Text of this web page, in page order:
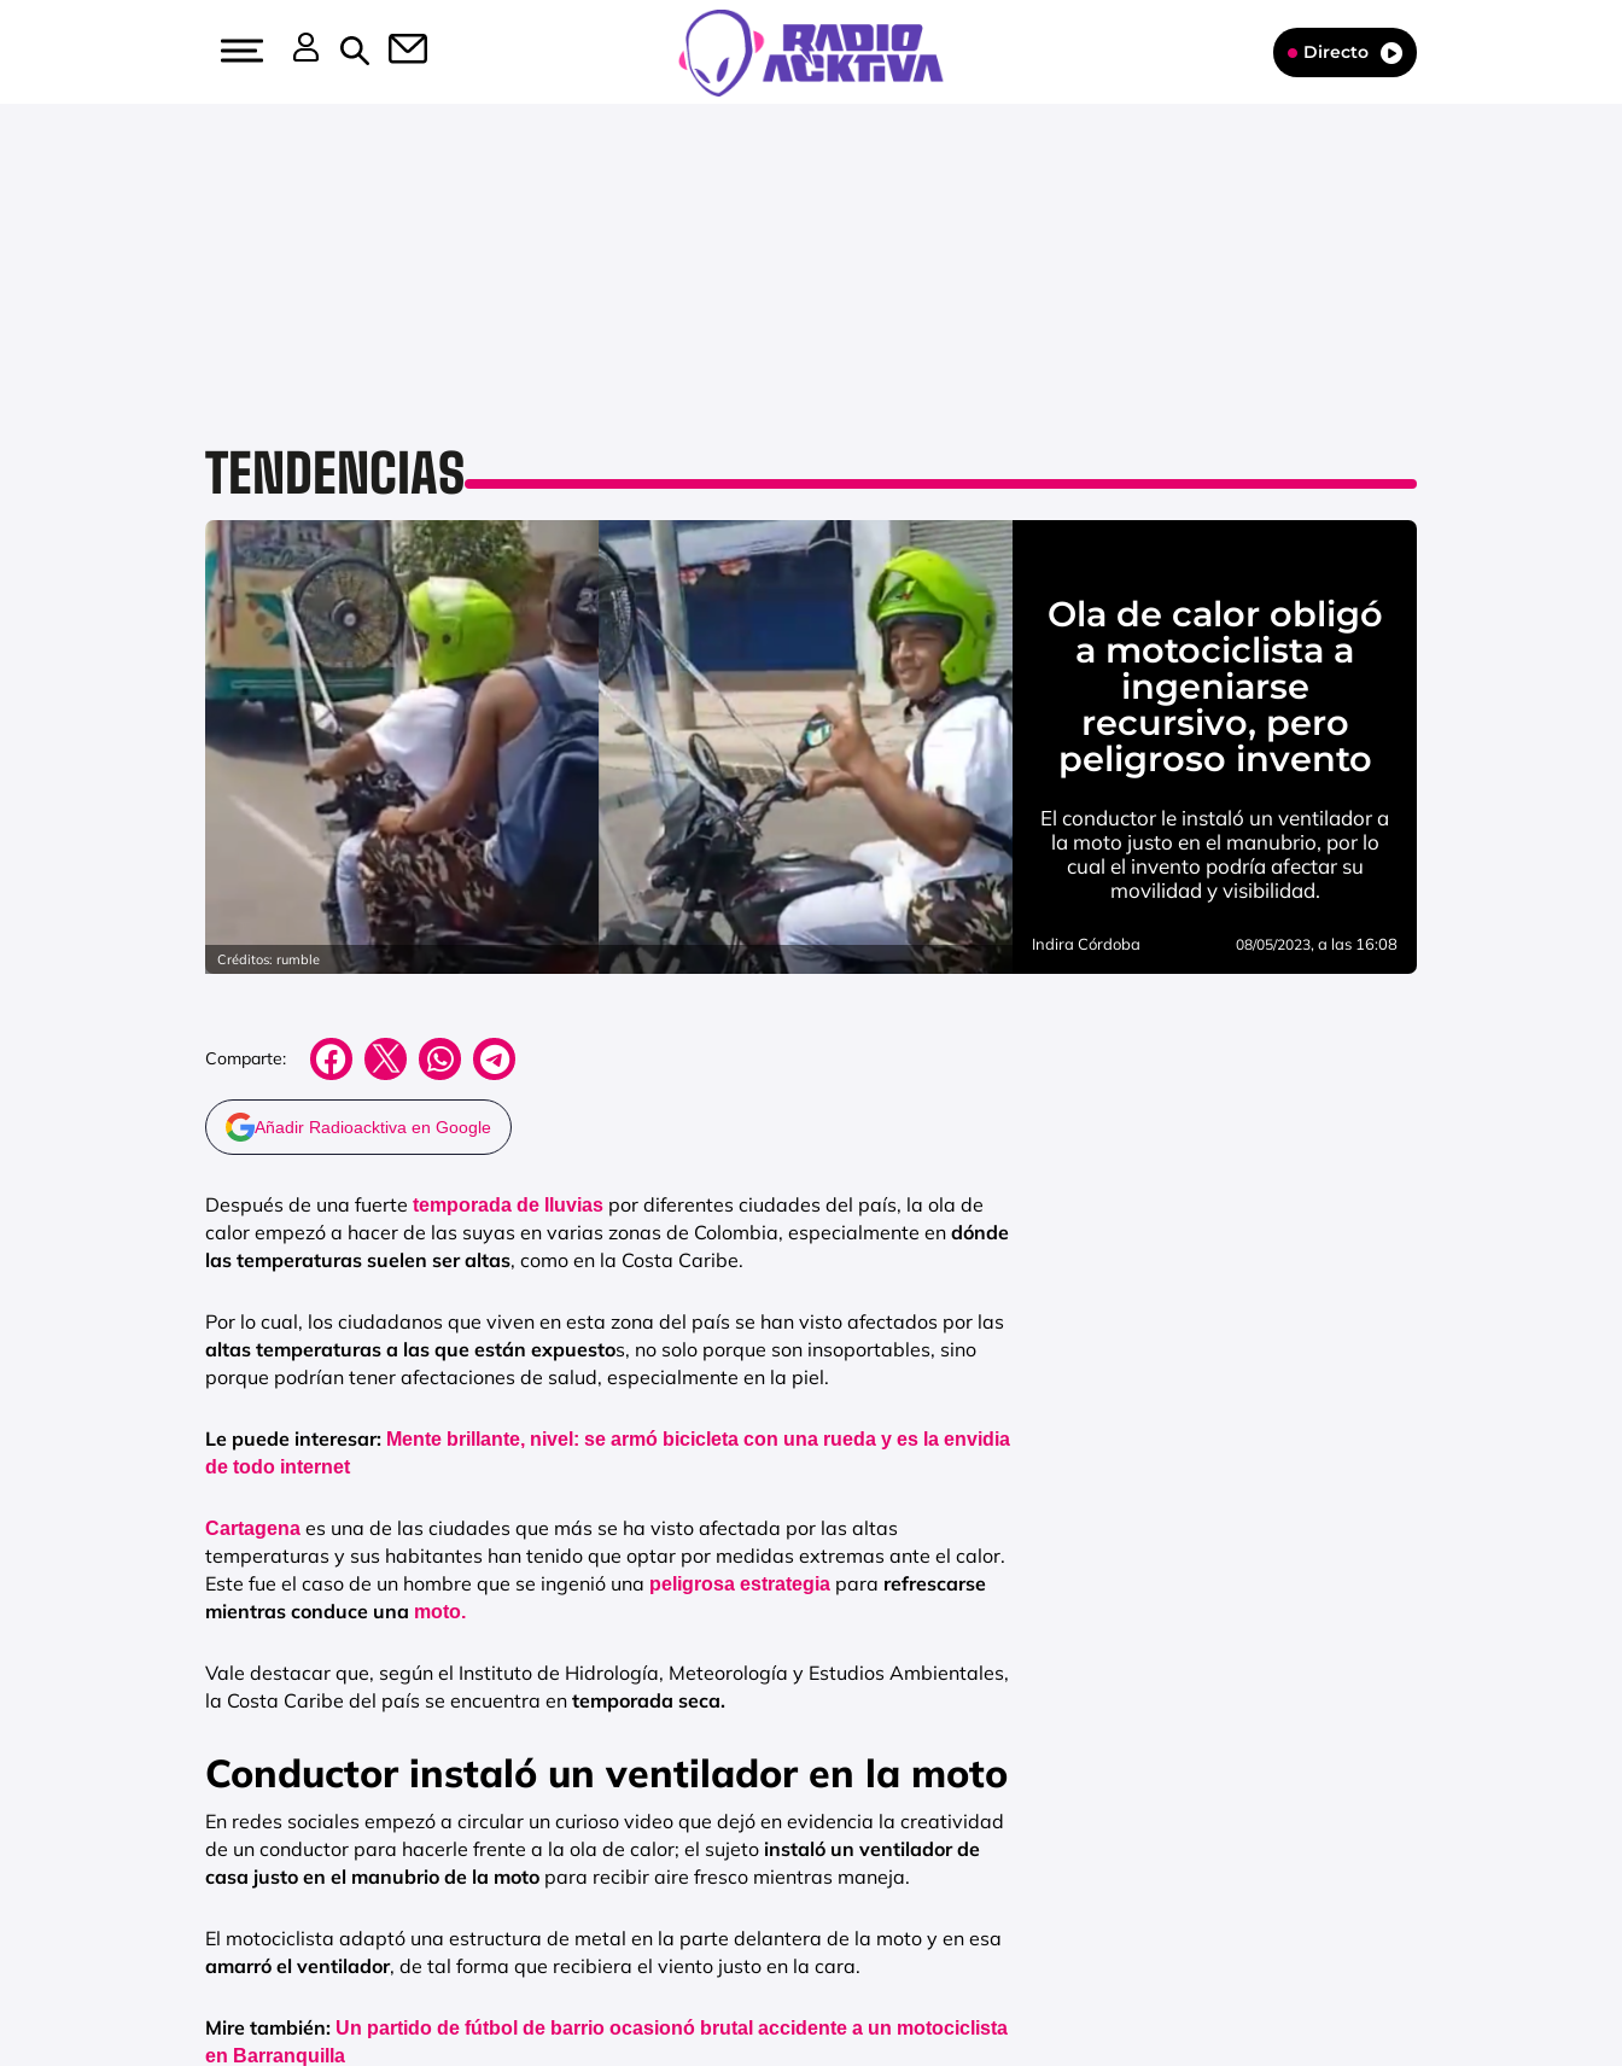
Directo
TENDENCIAS
Créditos: rumble
Ola de calor obligó
a motociclista a
ingeniarse
recursivo, pero
peligroso invento
El conductor le instaló un ventilador a
la moto justo en el manubrio, por lo
cual el invento podría afectar su
movilidad y visibilidad.
Indira Córdoba 08/05/2023, a las 16:08
Comparte:
Añadir Radioacktiva en Google
Después de una fuerte temporada de lluvias por diferentes ciudades del país, la ola de
calor empezó a hacer de las suyas en varias zonas de Colombia, especialmente en dónde
las temperaturas suelen ser altas, como en la Costa Caribe.
Por lo cual, los ciudadanos que viven en esta zona del país se han visto afectados por las
altas temperaturas a las que están expuestos, no solo porque son insoportables, sino
porque podrían tener afectaciones de salud, especialmente en la piel.
Le puede interesar: Mente brillante, nivel: se armó bicicleta con una rueda y es la envidia
de todo internet
Cartagena es una de las ciudades que más se ha visto afectada por las altas
temperaturas y sus habitantes han tenido que optar por medidas extremas ante el calor.
Este fue el caso de un hombre que se ingenió una peligrosa estrategia para refrescarse
mientras conduce una moto.
Vale destacar que, según el Instituto de Hidrología, Meteorología y Estudios Ambientales,
la Costa Caribe del país se encuentra en temporada seca.
Conductor instaló un ventilador en la moto
En redes sociales empezó a circular un curioso video que dejó en evidencia la creatividad
de un conductor para hacerle frente a la ola de calor; el sujeto instaló un ventilador de
casa justo en el manubrio de la moto para recibir aire fresco mientras maneja.
El motociclista adaptó una estructura de metal en la parte delantera de la moto y en esa
amarró el ventilador, de tal forma que recibiera el viento justo en la cara.
Mire también: Un partido de fútbol de barrio ocasionó brutal accidente a un motociclista
en Barranquilla